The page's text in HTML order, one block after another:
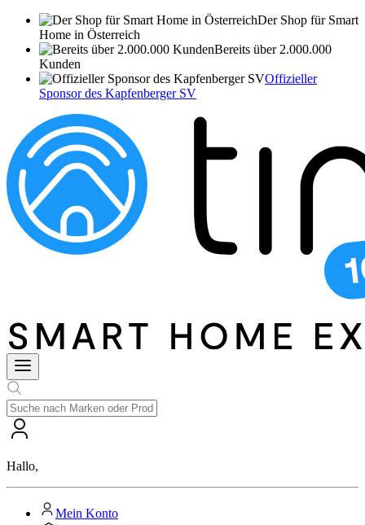
Der Shop für Smart
Home in Österreich
Bereits über 2.000.000
Kunden
Offizieller
Sponsor des Kapfenberger SV
Hallo,
Mein Konto